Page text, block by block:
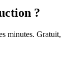
?
minutes.